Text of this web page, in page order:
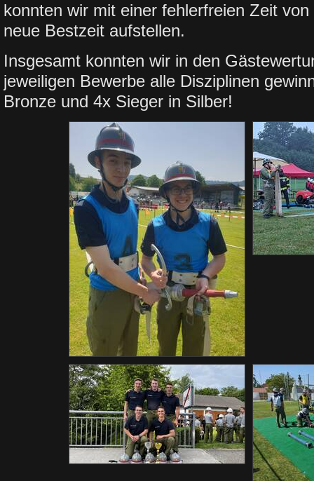
konnten wir mit einer fehlerfreien Zeit von
neue Bestzeit aufstellen.
Insgesamt konnten wir in den
jeweiligen Bewerbe alle Disziplinen
Bronze und 4x Sieger in Silber!